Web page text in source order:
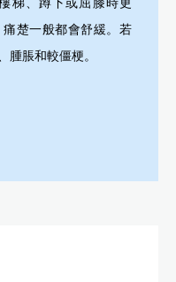
梯、蹲下或屈膝時更
楚一般都會舒緩。若
腫脹和較僵梗。